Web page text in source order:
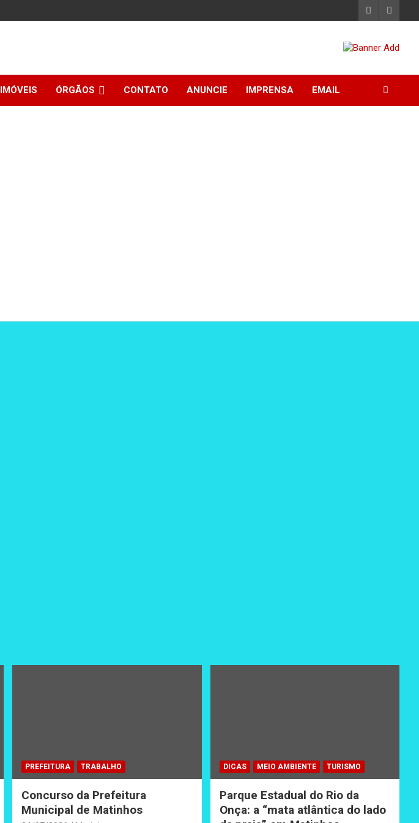
IMÓVEIS ÓRGÃOS CONTATO ANUNCIE IMPRENSA EMAIL
PREFEITURA TRABALHO
Concurso da Prefeitura
Municipal de Matinhos
DICAS MEIO AMBIENTE TURISMO
Parque Estadual do Rio da
Onça: a “mata atlântica do lado